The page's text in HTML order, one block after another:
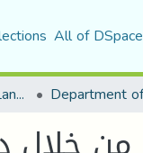
All of DSpace
Faculty of Letters and Languages